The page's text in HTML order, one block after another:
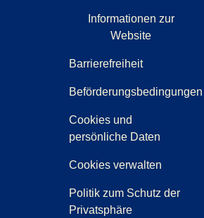
Öffnet einen neuen Tab )
öffnet eine PDF)
Informationen zur
Website
Barrierefreiheit
Beförderungsbedingungen
Cookies und
persönliche Daten
Cookies verwalten
Politik zum Schutz der
Privatsphäre